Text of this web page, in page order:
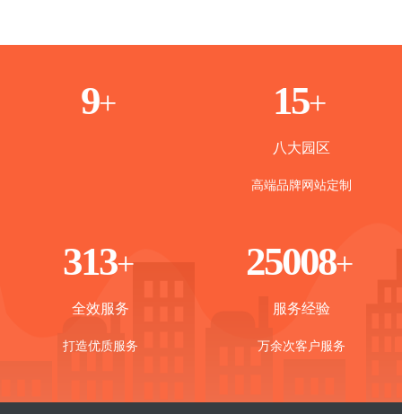
2+ 9+
八大园区
高端品牌网站定制
360+
全效服务
打造优质服务
29501+
服务经验
万余次客户服务